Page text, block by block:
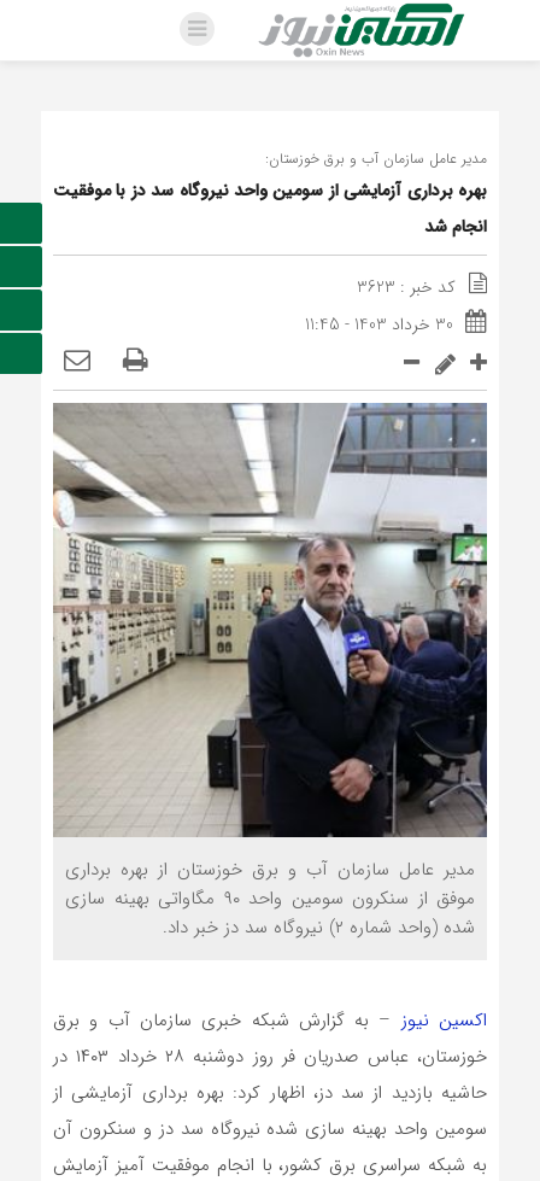
مدیر عامل سازمان آب و برق خوزستان:
بهره برداری آزمایشی از سومین واحد نیروگاه سد دز با موفقیت
انجام شد
کد خبر : 3623
30 خرداد 1403 - 11:45
مدیر عامل سازمان آب و برق خوزستان از بهره برداری
موفق از سنکرون سومین واحد ۹۰ مگاواتی بهینه سازی
شده (واحد شماره ۲) نیروگاه سد دز خبر داد.
اکسین نیوز – به گزارش شبکه خبری سازمان آب و برق
خوزستان، عباس صدریان فر روز دوشنبه ۲۸ خرداد ۱۴۰۳ در
حاشیه بازدید از سد دز، اظهار کرد: بهره برداری آزمایشی از
سومین واحد بهینه سازی شده نیروگاه سد دز و سنکرون آن
به شبکه سراسری برق کشور، با انجام موفقیت آمیز آزمایش